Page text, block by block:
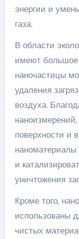
энергии и
газа.
В области
имеют большое
наночастицы
удаления
воздуха.
поверхности и
и
уничтожения
Кроме того,
использованы
чистых